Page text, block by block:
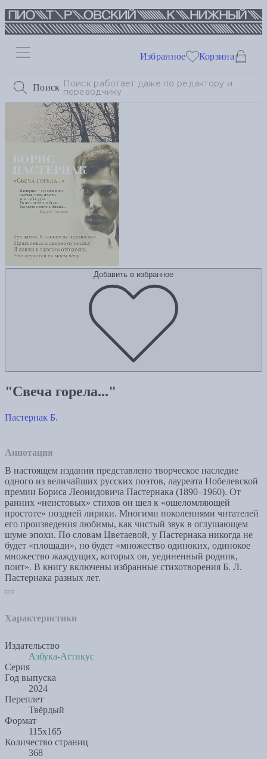
Поиск
Избранное Корзина
Добавить в избранное
"Свеча горела..."
Пастернак Б.
Аннотация
В настоящем издании представлено творческое наследие
одного из величайших русских поэтов, лауреата Нобелевской
премии Бориса Леонидовича Пастернака (1890–1960). От
ранних «неистовых» стихов он шел к «ошеломляющей
простоте» поздней лирики. Многими поколениями читателей
его произведения любимы, как чистый звук в оглушающем
шуме эпохи. По словам Цветаевой, у Пастернака никогда не
будет «площади», но будет «множество одиноких, одинокое
множество жаждущих, которых он, уединенный родник,
поит». В книгу включены избранные стихотворения Б. Л.
Пастернака разных лет.
Характеристики
Издательство
Азбука-Аттикус
Серия
Год выпуска
2024
Переплет
Твёрдый
Формат
115х165
Количество страниц
368